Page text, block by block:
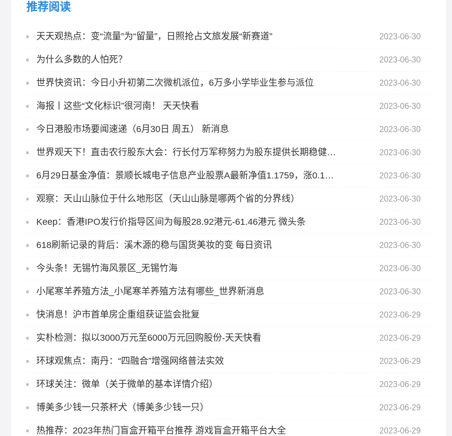
推荐阅读
天天观热点：变“流量”为“留量”，日照抢占文旅发展“新赛道” 2023-06-30
为什么多数的人怕死？ 2023-06-30
世界快资讯：今日小升初第二次微机派位，6万多小学毕业生参与派位 2023-06-30
海报丨这些“文化标识”很河南！ 天天快看 2023-06-30
今日港股市场要闻速递（6月30日 周五） 新消息 2023-06-30
世界观天下！直击农行股东大会：行长付万军称努力为股东提供长期稳健回报 2023-06-30
6月29日基金净值：景顺长城电子信息产业股票A最新净值1.1759，涨0.13% 2023-06-30
观察：天山山脉位于什么地形区（天山山脉是哪两个省的分界线） 2023-06-30
Keep：香港IPO发行价指导区间为每股28.92港元-61.46港元 微头条 2023-06-30
618刷新记录的背后：溪木源的稳与国货美妆的变 每日资讯 2023-06-30
今头条！无锡竹海风景区_无锡竹海 2023-06-30
小尾寒羊养殖方法_小尾寒羊养殖方法有哪些_世界新消息 2023-06-30
快消息！沪市首单房企重组获证监会批复 2023-06-29
实朴检测：拟以3000万元至6000万元回购股份-天天快看 2023-06-29
环球观焦点：南丹：“四融合”增强网络普法实效 2023-06-29
环球关注：微单（关于微单的基本详情介绍） 2023-06-29
博美多少钱一只茶杯犬（博美多少钱一只） 2023-06-29
热推荐：2023年热门盲盒开箱平台推荐 游戏盲盒开箱平台大全 2023-06-29